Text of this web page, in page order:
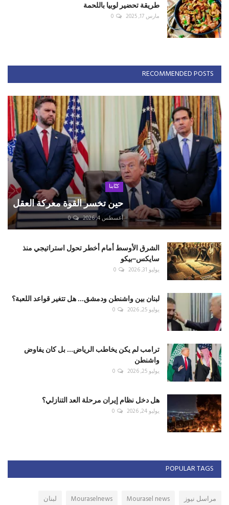
طريقة تحضير لوبيا باللحمة
مارس 17, 2025 0
RECOMMENDED POSTS
كتّابنا
حين تخسر القوة معركة العقل
أغسطس 4, 2026 0
الشرق الأوسط أمام أخطر تحول استراتيجي منذ
سايكس–بيكو
يوليو 31, 2026 0
لبنان بين واشنطن ودمشق... هل تتغير قواعد اللعبة؟
يوليو 25, 2026 0
ترامب لم يكن يخاطب الرياض... بل كان يفاوض
واشنطن
يوليو 25, 2026 0
هل دخل نظام إيران مرحلة العد التنازلي؟
يوليو 24, 2026 0
POPULAR TAGS
مراسل نيوز Mourasel news
Mouraselnews
لبنان